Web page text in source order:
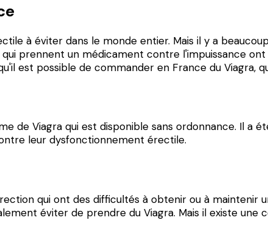
à éviter dans le monde entier. Mais il y a
prennent un médicament contre l'impuissance
est possible de commander en France du Viagra,
Viagra qui est disponible sans ordonnance. Il a
leur dysfonctionnement érectile.
qui ont des difficultés à obtenir ou à maintenir
éviter de prendre du Viagra. Mais il existe